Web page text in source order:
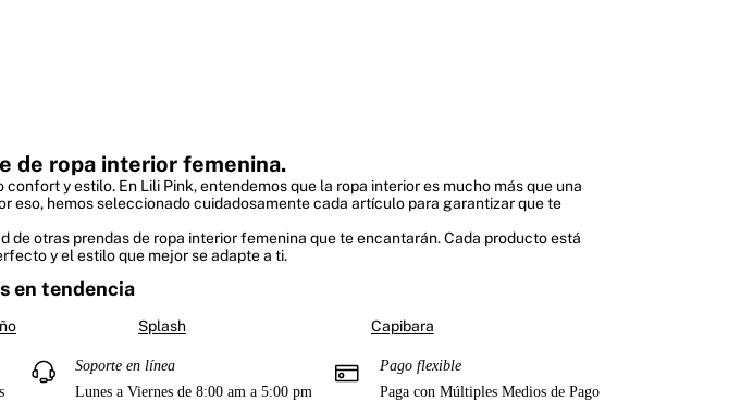
de ropa interior femenina.
y estilo. En Lili Pink, entendemos que la ropa interior es mucho más que una
eso, hemos seleccionado cuidadosamente cada artículo para garantizar que te
de otras prendas de ropa interior femenina que te encantarán. Cada producto está
y el estilo que mejor se adapte a ti.
en tendencia
Splash Capibara
Soporte en línea
Lunes a Viernes de 8:00 am a 5:00 pm
Pago flexible
Paga con Múltiples Medios de Pago